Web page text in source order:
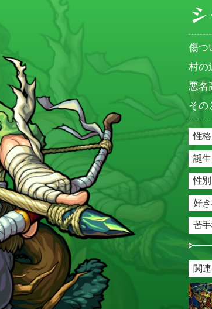
傷つ
村の
悪名
その
性格
誕生
性別
好
苦
関